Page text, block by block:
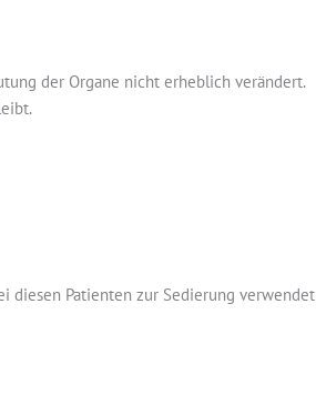
der Organe nicht erheblich verändert.
diesen Patienten zur Sedierung verwendet